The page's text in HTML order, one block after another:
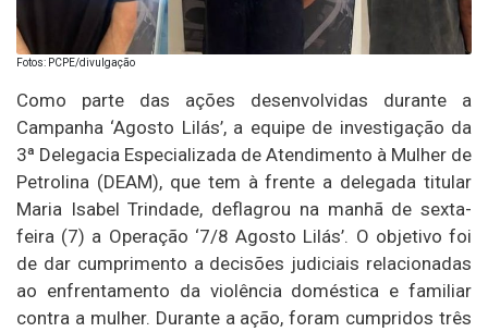
Fotos: PCPE/divulgação
Como parte das ações desenvolvidas durante a
Campanha ‘Agosto Lilás’, a equipe de investigação da
3ª Delegacia Especializada de Atendimento à Mulher de
Petrolina (DEAM), que tem à frente a delegada titular
Maria Isabel Trindade, deflagrou na manhã de sexta-
feira (7) a Operação ‘7/8 Agosto Lilás’. O objetivo foi
de dar cumprimento a decisões judiciais relacionadas
ao enfrentamento da violência doméstica e familiar
contra a mulher. Durante a ação, foram cumpridos três